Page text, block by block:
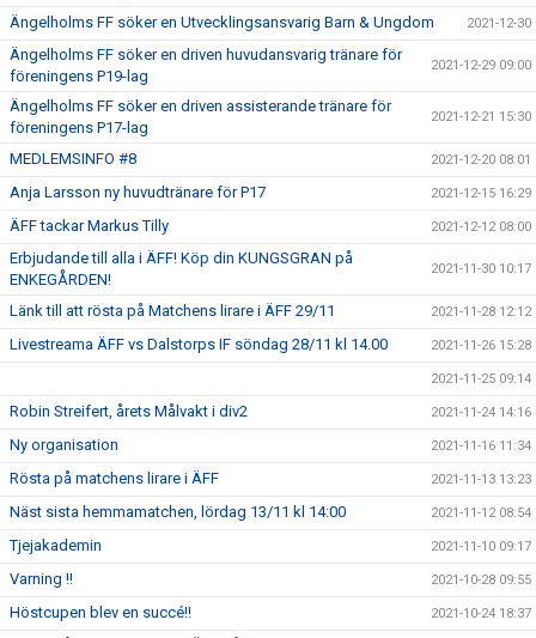
Ängelholms FF söker en Utvecklingsansvarig Barn & Ungdom 2021-12-30
Ängelholms FF söker en driven huvudansvarig tränare för
föreningens P19-lag
2021-12-29 09:00
Ängelholms FF söker en driven assisterande tränare för
föreningens P17-lag
2021-12-21 15:30
MEDLEMSINFO #8 2021-12-20 08:01
Anja Larsson ny huvudtränare för P17 2021-12-15 16:29
ÄFF tackar Markus Tilly 2021-12-12 08:00
Erbjudande till alla i ÄFF! Köp din KUNGSGRAN på
ENKEGÅRDEN!
2021-11-30 10:17
Länk till att rösta på Matchens lirare i ÄFF 29/11 2021-11-28 12:12
Livestreama ÄFF vs Dalstorps IF söndag 28/11 kl 14.00 2021-11-26 15:28
2021-11-25 09:14
Robin Streifert, årets Målvakt i div2 2021-11-24 14:16
Ny organisation 2021-11-16 11:34
Rösta på matchens lirare i ÄFF 2021-11-13 13:23
Näst sista hemmamatchen, lördag 13/11 kl 14:00 2021-11-12 08:54
Tjejakademin 2021-11-10 09:17
Varning !! 2021-10-28 09:55
Höstcupen blev en succé!! 2021-10-24 18:37